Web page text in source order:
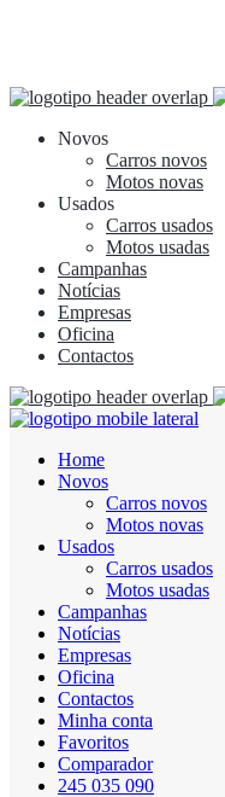
Novos
Carros novos
Motos novas
Usados
Carros usados
Motos usadas
Campanhas
Notícias
Empresas
Oficina
Contactos
Home
Novos
Carros novos
Motos novas
Usados
Carros usados
Motos usadas
Campanhas
Notícias
Empresas
Oficina
Contactos
Minha conta
Favoritos
Comparador
245 035 090